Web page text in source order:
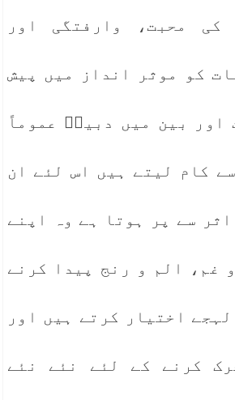
محبت، وارفتگی اور
کو موثر انداز میں پیش
اور بین میں دبیرؔ عموماً
کام لیتے ہیں اس لئے ان
سے پر ہوتا ہے وہ اپنے
غم، الم و رنج پیدا کرنے
اختیار کرتے ہیں اور
کرنے کے لئے نئے نئے